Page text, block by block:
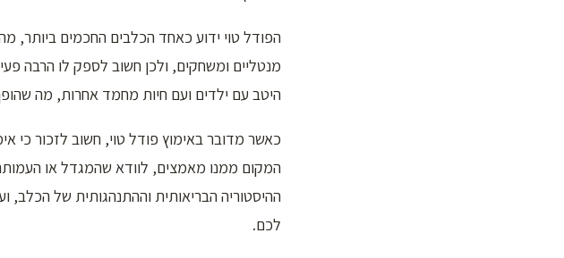
הפודל טוי ידוע כאחד הכלבים החכמים ביותר,
מנטליים ומשחקים, ולכן חשוב לספק לו הרבה
היטב עם ילדים ועם חיות מחמד אחרות, מה
כאשר מדובר באימוץ פודל טוי, חשוב לזכור כי
המקום ממנו מאמצים, לוודא שהמגדל או
ההיסטוריה הבריאותית וההתנהגותית של הכלב,
לכם.